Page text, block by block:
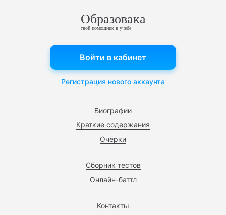
Образовака
твой помощник в учебе
Биографии
Краткие содержания
Очерки
Сборник тестов
Онлайн-баттл
Контакты
Войти в кабинет
Регистрация нового аккаунта